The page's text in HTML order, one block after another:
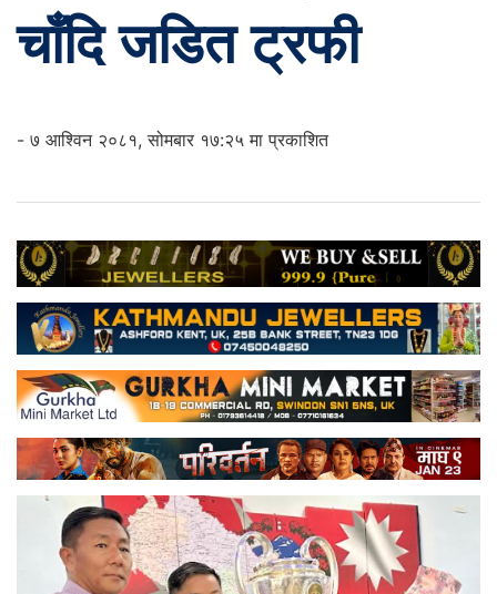
चाँदि जडित ट्रफी
- ७ आश्विन २०८१, सोमबार १७:२५ मा प्रकाशित